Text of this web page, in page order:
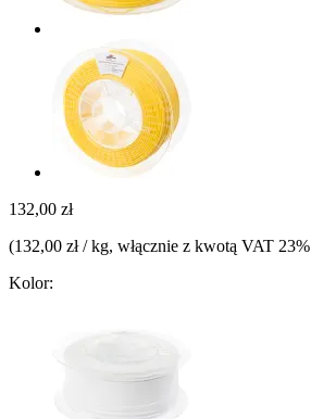
132,00 zł
(132,00 zł / kg, włącznie z kwotą VAT 23%
Kolor: